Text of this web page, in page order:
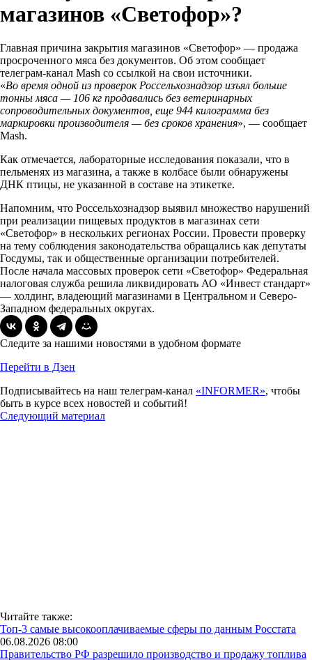
магазинов «Светофор»?
Главная причина закрытия магазинов «Светофор» — продажа
просроченного мяса без документов. Об этом сообщает
телеграм-канал Mash со ссылкой на свои источники.
«Во время одной из проверок Россельхознадзор изъял больше
тонны мяса — 106 кг продавались без ветеринарных
сопроводительных документов, еще 944 килограмма без
маркировки производителя — без сроков хранения», — сообщает
Mash.
Как отмечается, лабораторные исследования показали, что в
пельменях из магазина, а также в колбасе были обнаружены
ДНК птицы, не указанной в составе на этикетке.
Напомним, что Россельхознадзор выявил множество нарушений
при реализации пищевых продуктов в магазинах сети
«Светофор» в нескольких регионах России. Провести проверку
на тему соблюдения законодательства обращались как депутаты
Госдумы, так и общественные организации потребителей.
После начала массовых проверок сети «Светофор» Федеральная
налоговая служба решила ликвидировать АО «Инвест стандарт»
— холдинг, владеющий магазинами в Центральном и Северо-
Западном федеральных округах.
Следите за нашими новостями в удобном формате
Перейти в Дзен
Подписывайтесь на наш телеграм-канал «INFORMER», чтобы
быть в курсе всех новостей и событий!
Следующий материал
Читайте также:
Топ-3 самые высокооплачиваемые сферы по данным Росстата
06.08.2026 08:00
Правительство РФ разрешило производство и продажу топлива